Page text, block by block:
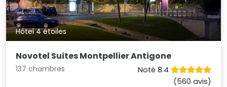
Hôtel 4 étoiles
Novotel Suites Montpellier Antigone
137 chambres
Noté 8.4
(560 avis)